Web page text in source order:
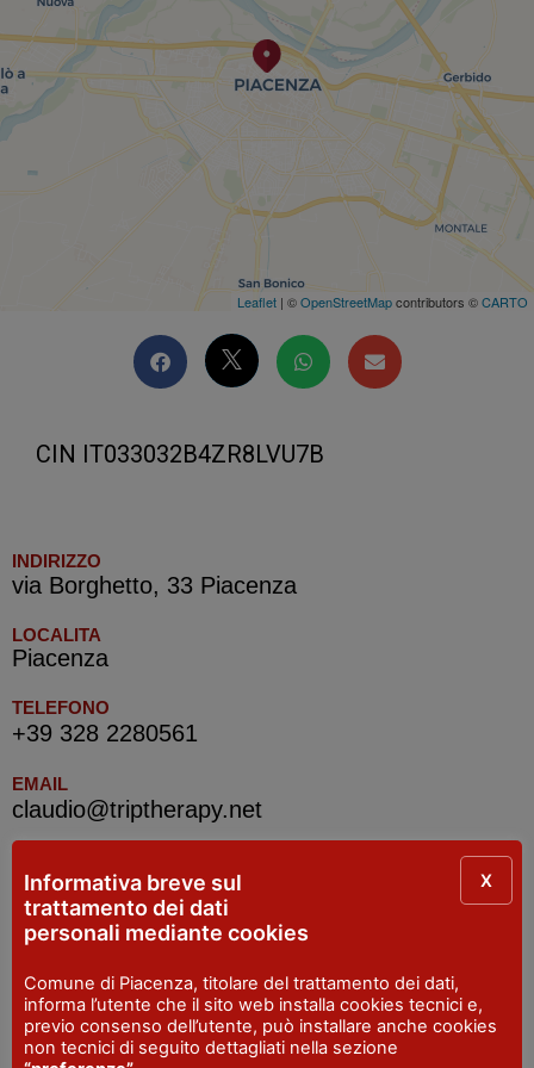
Leaflet | ©OpenStreetMapcontributors ©CARTO
CIN IT033032B4ZR8LVU7B
INDIRIZZO
via Borghetto, 33 Piacenza
LOCALITA
Piacenza
TELEFONO
+39 328 2280561
EMAIL
claudio@triptherapy.net
IAT R Piacenza
Piazza Cavalli, 7 - Piacenza
SITO WEB
visitpiacenza.it/piacenza/
Informativa breve sul
trattamento dei dati
personali mediante cookies
Comune di Piacenza, titolare del trattamento dei dati,
informa l’utente che il sito web installa cookies tecnici e,
previo consenso dell’utente, può installare anche cookies
non tecnici di seguito dettagliati nella sezione
X